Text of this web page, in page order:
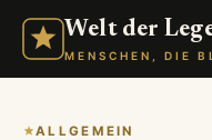
Welt der
MENSCHEN, DIE
ALLGEMEIN